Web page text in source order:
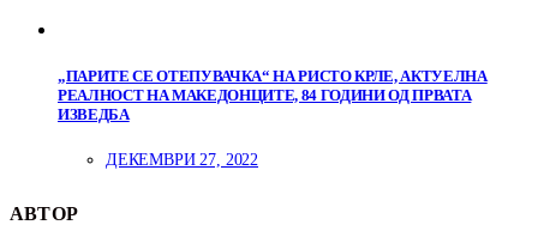
„ПАРИТЕ СЕ ОТЕПУВАЧКА“ НА РИСТО КРЛЕ, АКТУЕЛНА
РЕАЛНОСТ НА МАКЕДОНЦИТЕ, 84 ГОДИНИ ОД ПРВАТА
ИЗВЕДБА
ДЕКЕМВРИ 27, 2022
АВТОР